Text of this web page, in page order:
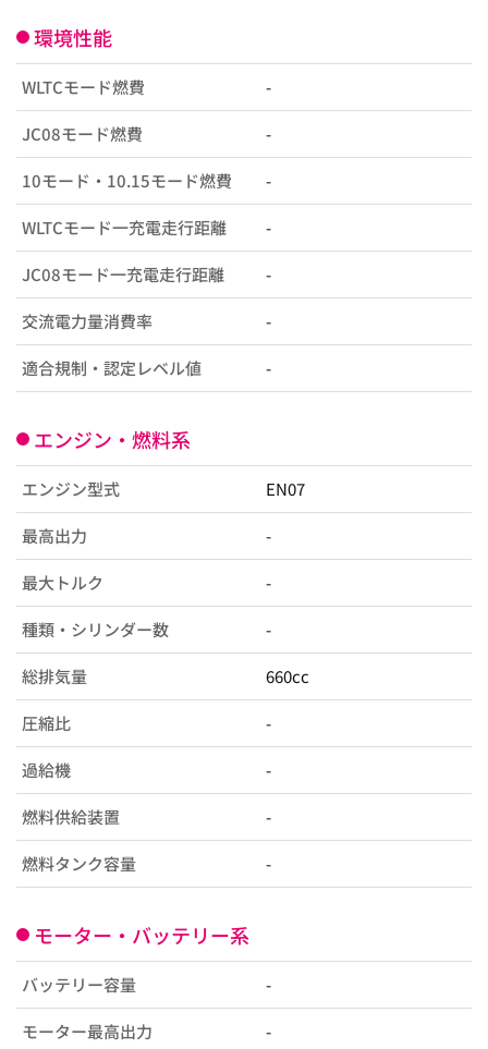
環境性能
WLTCモード燃費 -
JC08モード燃費 -
10モード・10.15モード燃費 -
WLTCモード一充電走行距離 -
JC08モード一充電走行距離 -
交流電力量消費率 -
適合規制・認定レベル値 -
エンジン・燃料系
エンジン型式 EN07
最高出力 -
最大トルク -
種類・シリンダー数 -
総排気量 660cc
圧縮比 -
過給機 -
燃料供給装置 -
燃料タンク容量 -
モーター・バッテリー系
バッテリー容量 -
モーター最高出力 -